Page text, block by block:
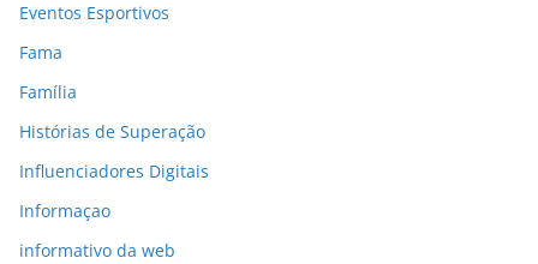
Eventos Esportivos
Fama
Família
Histórias de Superação
Influenciadores Digitais
Informaçao
informativo da web